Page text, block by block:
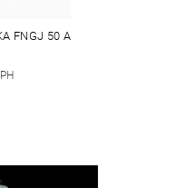
FNGJ 50 A